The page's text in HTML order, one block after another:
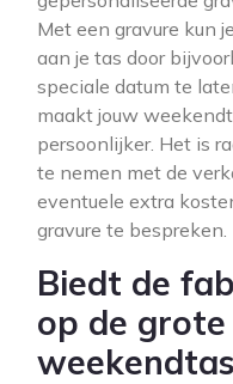
Met een gravure kun
aan je tas door
speciale datum te
maakt jouw
persoonlijker. Het is
te nemen met de
eventuele extra
gravure te bespreken.
Biedt de
op de grote